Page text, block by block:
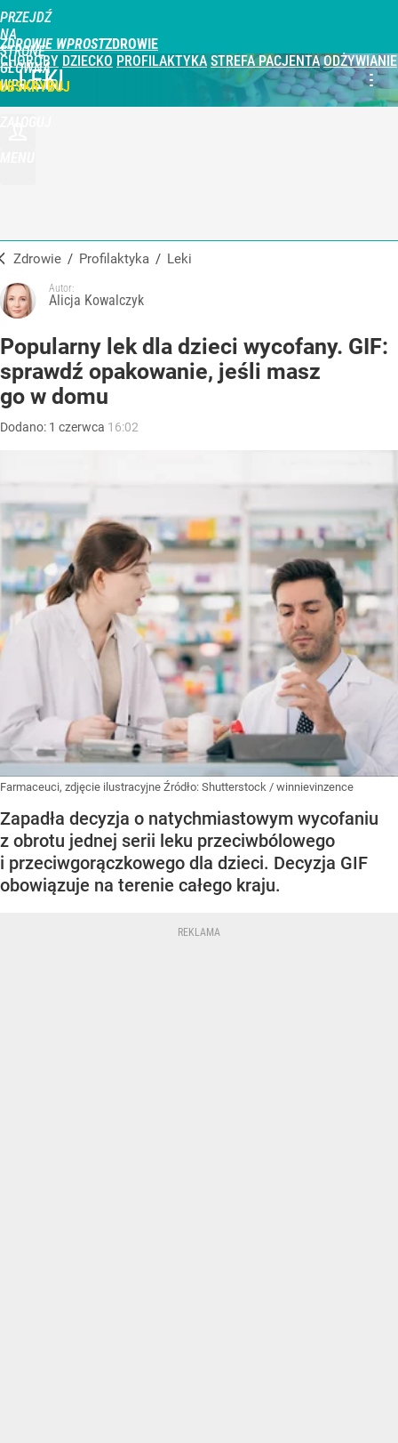
PRZEJDŹ
NA
STRONĘ
GŁÓWNĄ
WPROST.PL
ZDROWIE WPROST
CHOROBY DZIECKO PROFILAKTYKA STREFA PACJENTA ODŻYWIANIE
LEKI
Zdrowie / Profilaktyka / Leki
Autor:
Alicja Kowalczyk
Popularny lek dla dzieci wycofany. GIF:
sprawdź opakowanie, jeśli masz
go w domu
Dodano: 1 czerwca 16:02
Farmaceuci, zdjęcie ilustracyjne Źródło: Shutterstock / winnievinzence
Zapadła decyzja o natychmiastowym wycofaniu
z obrotu jednej serii leku przeciwbólowego
i przeciwgorączkowego dla dzieci. Decyzja GIF
obowiązuje na terenie całego kraju.